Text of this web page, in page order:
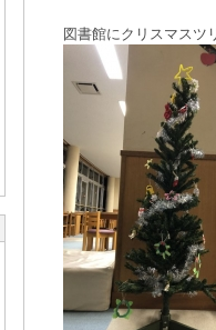
図書館にクリスマス